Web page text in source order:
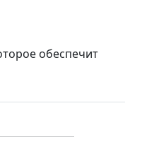
обеспечит